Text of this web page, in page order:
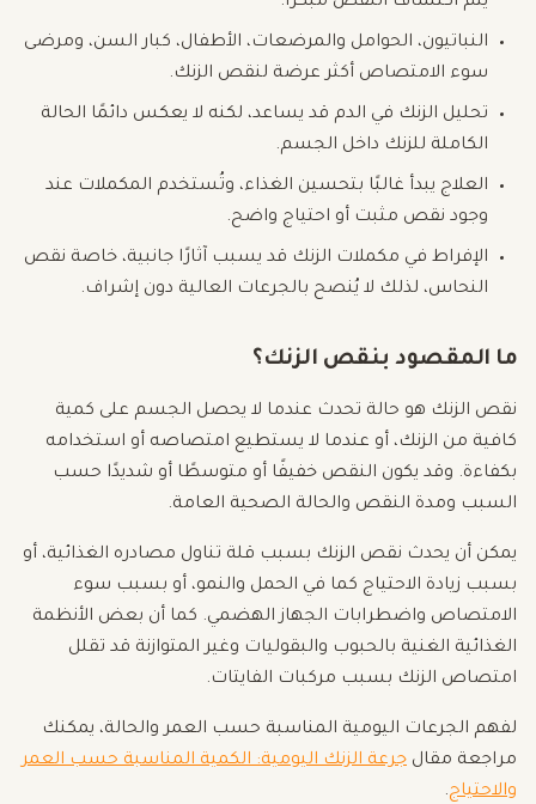
النباتيون، الحوامل والمرضعات، الأطفال، كبار السن، ومرضى
سوء الامتصاص أكثر عرضة لنقص الزنك.
تحليل الزنك في الدم قد يساعد، لكنه لا يعكس دائمًا الحالة
الكاملة للزنك داخل الجسم.
العلاج يبدأ غالبًا بتحسين الغذاء، وتُستخدم المكملات عند
وجود نقص مثبت أو احتياج واضح.
الإفراط في مكملات الزنك قد يسبب آثارًا جانبية، خاصة نقص
النحاس، لذلك لا يُنصح بالجرعات العالية دون إشراف.
ما المقصود بنقص الزنك؟
نقص الزنك هو حالة تحدث عندما لا يحصل الجسم على كمية
كافية من الزنك، أو عندما لا يستطيع امتصاصه أو استخدامه
بكفاءة. وقد يكون النقص خفيفًا أو متوسطًا أو شديدًا حسب
السبب ومدة النقص والحالة الصحية العامة.
يمكن أن يحدث نقص الزنك بسبب قلة تناول مصادره الغذائية، أو
بسبب زيادة الاحتياج كما في الحمل والنمو، أو بسبب سوء
الامتصاص واضطرابات الجهاز الهضمي. كما أن بعض الأنظمة
الغذائية الغنية بالحبوب والبقوليات وغير المتوازنة قد تقلل
امتصاص الزنك بسبب مركبات الفايتات.
لفهم الجرعات اليومية المناسبة حسب العمر والحالة، يمكنك
مراجعة مقال جرعة الزنك اليومية: الكمية المناسبة حسب العمر
والاحتياج.